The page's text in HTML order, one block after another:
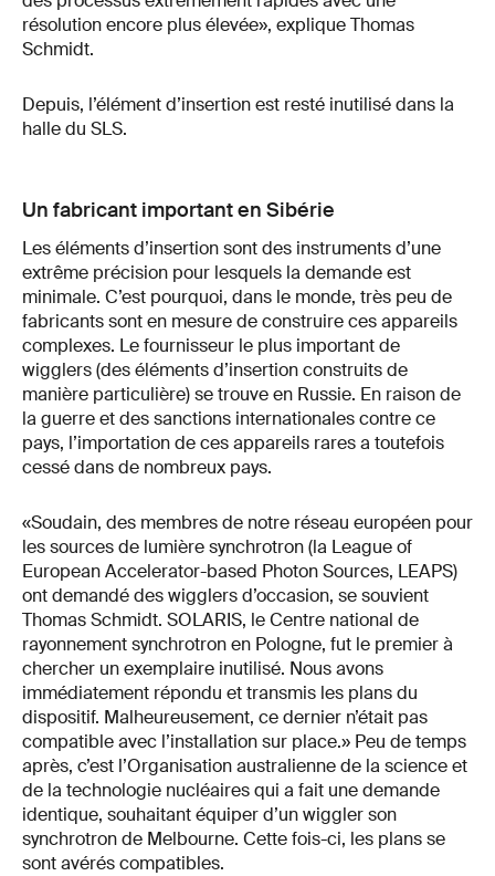
résolution encore plus élevée», explique Thomas
Schmidt.
Depuis, l’élément d’insertion est resté inutilisé dans la
halle du SLS.
Un fabricant important en Sibérie
Les éléments d’insertion sont des instruments d’une
extrême précision pour lesquels la demande est
minimale. C’est pourquoi, dans le monde, très peu de
fabricants sont en mesure de construire ces appareils
complexes. Le fournisseur le plus important de
wigglers (des éléments d’insertion construits de
manière particulière) se trouve en Russie. En raison de
la guerre et des sanctions internationales contre ce
pays, l’importation de ces appareils rares a toutefois
cessé dans de nombreux pays.
«Soudain, des membres de notre réseau européen pour
les sources de lumière synchrotron (la League of
European Accelerator-based Photon Sources, LEAPS)
ont demandé des wigglers d’occasion, se souvient
Thomas Schmidt. SOLARIS, le Centre national de
rayonnement synchrotron en Pologne, fut le premier à
chercher un exemplaire inutilisé. Nous avons
immédiatement répondu et transmis les plans du
dispositif. Malheureusement, ce dernier n’était pas
compatible avec l’installation sur place.» Peu de temps
après, c’est l’Organisation australienne de la science et
de la technologie nucléaires qui a fait une demande
identique, souhaitant équiper d’un wiggler son
synchrotron de Melbourne. Cette fois-ci, les plans se
sont avérés compatibles.